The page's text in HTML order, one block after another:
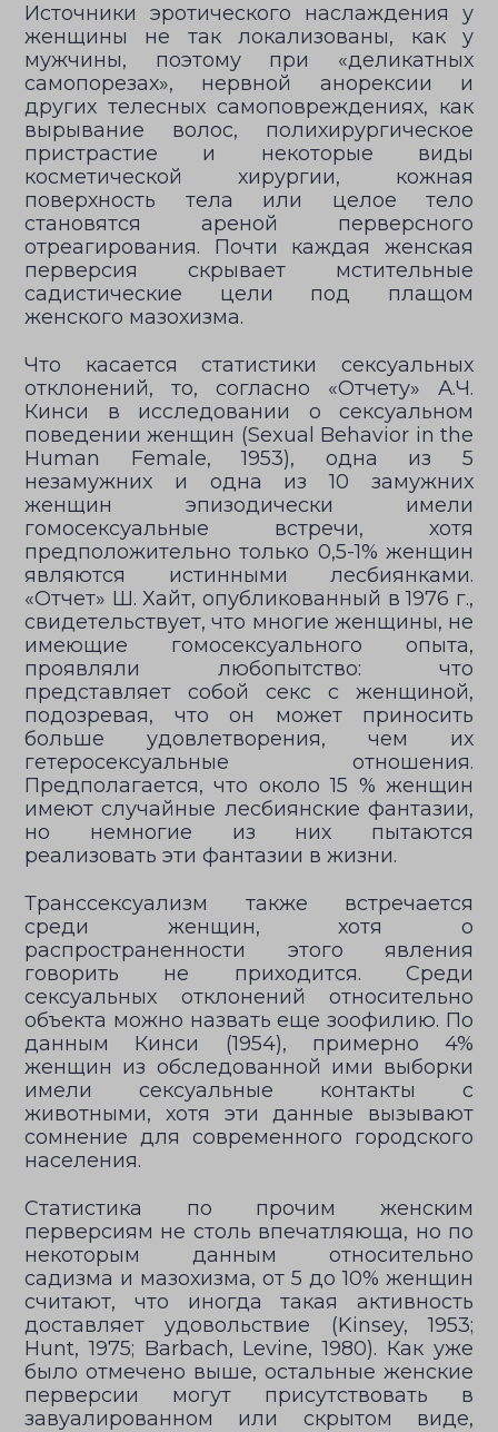
Источники эротического наслаждения у
женщины не так локализованы, как у
мужчины, поэтому при «деликатных
самопорезах», нервной анорексии и
других телесных самоповреждениях, как
вырывание волос, полихирургическое
пристрастие и некоторые виды
косметической хирургии, кожная
поверхность тела или целое тело
становятся ареной перверсного
отреагирования. Почти каждая женская
перверсия скрывает мстительные
садистические цели под плащом
женского мазохизма.
Что касается статистики сексуальных
отклонений, то, согласно «Отчету» А.Ч.
Кинси в исследовании о сексуальном
поведении женщин (Sexual Behavior in the
Human Female, 1953), одна из 5
незамужних и одна из 10 замужних
женщин эпизодически имели
гомосексуальные встречи, хотя
предположительно только 0,5-1% женщин
являются истинными лесбиянками.
«Отчет» Ш. Хайт, опубликованный в 1976 г.,
свидетельствует, что многие женщины, не
имеющие гомосексуального опыта,
проявляли любопытство: что
представляет собой секс с женщиной,
подозревая, что он может приносить
больше удовлетворения, чем их
гетеросексуальные отношения.
Предполагается, что около 15 % женщин
имеют случайные лесбиянские фантазии,
но немногие из них пытаются
реализовать эти фантазии в жизни.
Транссексуализм также встречается
среди женщин, хотя о
распространенности этого явления
говорить не приходится. Среди
сексуальных отклонений относительно
объекта можно назвать еще зоофилию. По
данным Кинси (1954), примерно 4%
женщин из обследованной ими выборки
имели сексуальные контакты с
животными, хотя эти данные вызывают
сомнение для современного городского
населения.
Статистика по прочим женским
перверсиям не столь впечатляюща, но по
некоторым данным относительно
садизма и мазохизма, от 5 до 10% женщин
считают, что иногда такая активность
доставляет удовольствие (Kinsey, 1953;
Hunt, 1975; Barbach, Levine, 1980). Как уже
было отмечено выше, остальные женские
перверсии могут присутствовать в
завуалированном или скрытом виде,